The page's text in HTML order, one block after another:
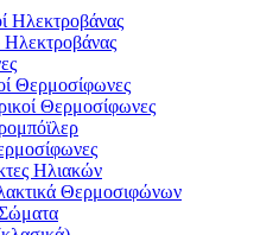
Ηλεκτροβάνας
Θερμοσίφωνες
Θερμοσίφωνες
Ηλιακών
Θερμοσιφώνων